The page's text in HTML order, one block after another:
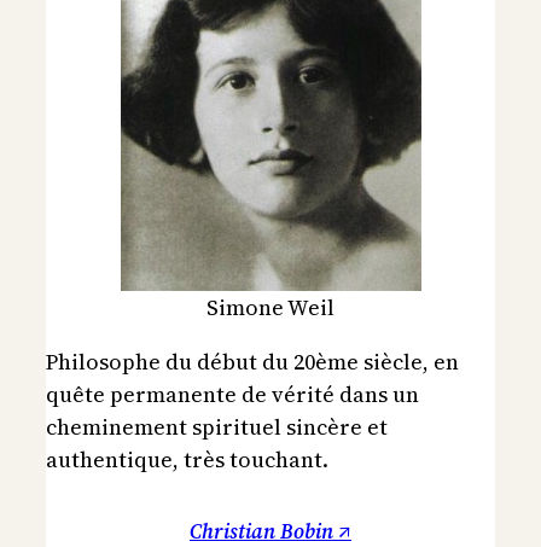
Simone Weil
Philosophe du début du 20ème siècle, en
quête permanente de vérité dans un
cheminement spirituel sincère et
authentique, très touchant.
Christian Bobin ↗